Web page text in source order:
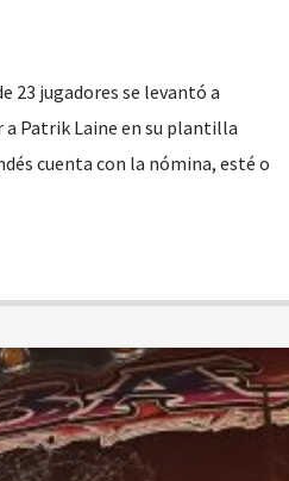
23 jugadores se levantó a
a Patrik Laine en su plantilla
cuenta con la nómina, esté o